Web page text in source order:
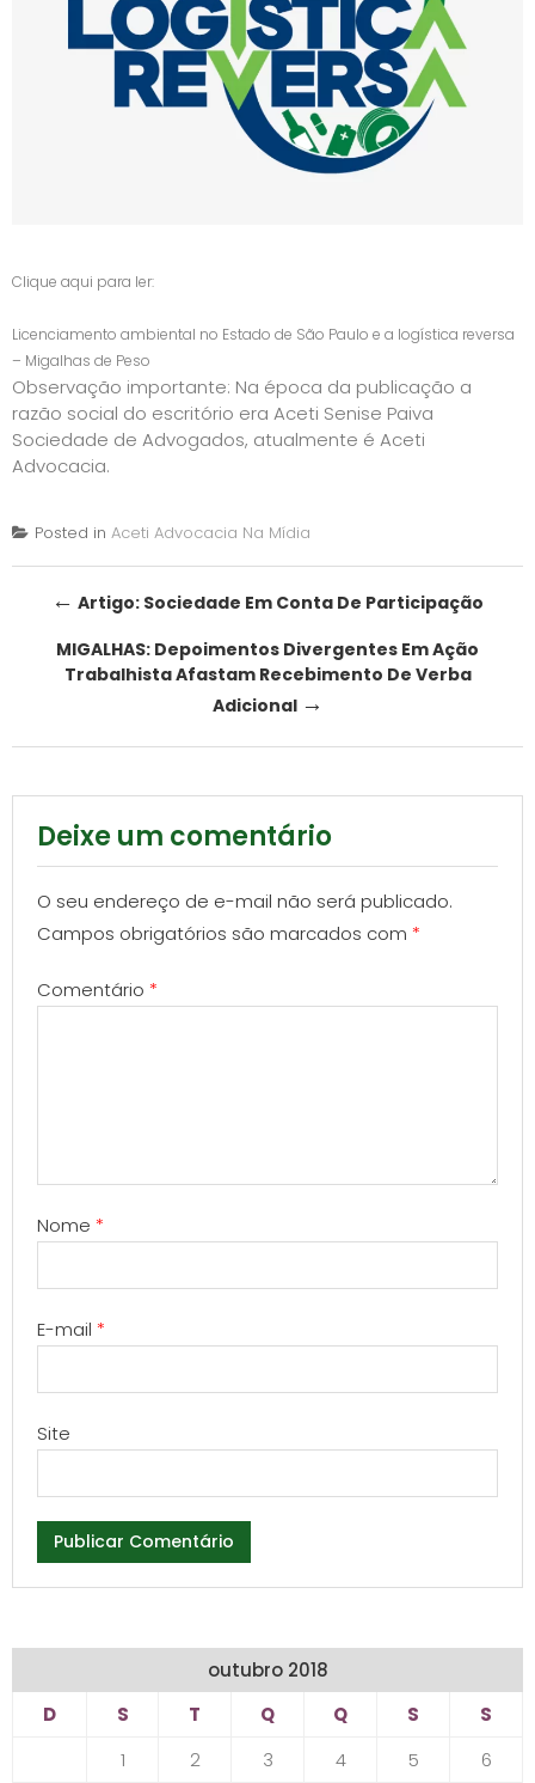
Clique aqui para ler:
Licenciamento ambiental no Estado de São Paulo e a logística reversa
– Migalhas de Peso
Observação importante: Na época da publicação a
razão social do escritório era Aceti Senise Paiva
Sociedade de Advogados, atualmente é Aceti
Advocacia.
Posted in Aceti Advocacia Na Mídia
Post
navigation
← Artigo: Sociedade Em Conta De Participação
MIGALHAS: Depoimentos Divergentes Em Ação
Trabalhista Afastam Recebimento De Verba
Adicional →
Deixe um comentário
O seu endereço de e-mail não será publicado.
Campos obrigatórios são marcados com *
Comentário *
Nome *
E-mail *
Site
outubro 2018
D
S T Q Q S
S
1
2 3 4 5 6